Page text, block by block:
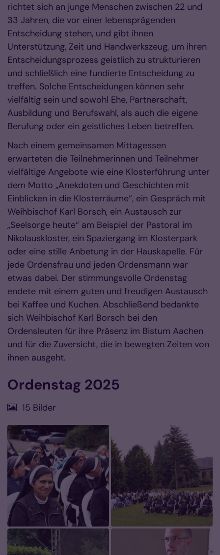
richtet sich an junge Menschen zwischen 22 und
33 Jahren, die vor einer lebensprägenden
Entscheidung stehen, und gibt ihnen
Unterstützung, Zeit und Handwerkszeug, um ihren
Entscheidungsprozess geistlich zu strukturieren
und schließlich eine fundierte Entscheidung zu
treffen. Solche Entscheidungen können sehr
vielfältig sein und sowohl Ehe, Partnerschaft,
Ausbildung und Berufswahl, als auch die eigene
Berufung oder ein geistliches Leben betreffen.
Nach einem gemeinsamen Mittagessen
erwarteten die Teilnehmerinnen und Teilnehmer
vielfältige Angebote wie eine Klosterführung unter
dem Motto „Anekdoten und Geschichten mit
Einblicken in die Klosterräume“, ein Gespräch mit
Weihbischof Karl Borsch, ein Austausch zur
„Seelsorge heute“ am Beispiel der Pastoral im
Nikolauskloster, ein Spaziergang im Klosterpark
oder eine stille Anbetung in der Hauskapelle. Für
jede Ordensfrau und jeden Ordensmann war
etwas dabei. Der stimmungsvolle Ordenstag
endete mit einem guten und freudigen Austausch
bei Kaffee und Kuchen. Abschließend bedankte
sich Weihbischof Karl Borsch bei den
Ordensleuten für ihre Präsenz im Bistum Aachen
und für die Zuversicht, die in bewegten Zeiten von
ihnen ausgeht.
Ordenstag 2025
15 Bilder